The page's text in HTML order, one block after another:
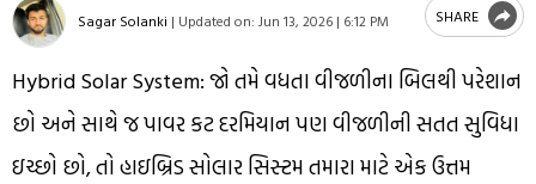
Sagar Solanki | Updated on: Jun 13, 2026 | 6:12 PM SHARE
Hybrid Solar System: જો તમે વધતા વીજળીના બિલથી પરેશાન
છો અને સાથે જ પાવર કટ દરમિયાન પણ વીજળીની સતત સુવિધા
ઇચ્છો છો, તો હાઇબ્રિડ સોલાર સિસ્ટમ તમારા માટે એક ઉત્તમ